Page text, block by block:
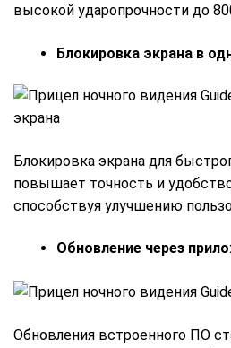
высокой ударопрочности до
Блокировка экрана в
Блокировка экрана для
повышает точность и
способствуя улучшению
Обновление через
Обновления встроенного ПО